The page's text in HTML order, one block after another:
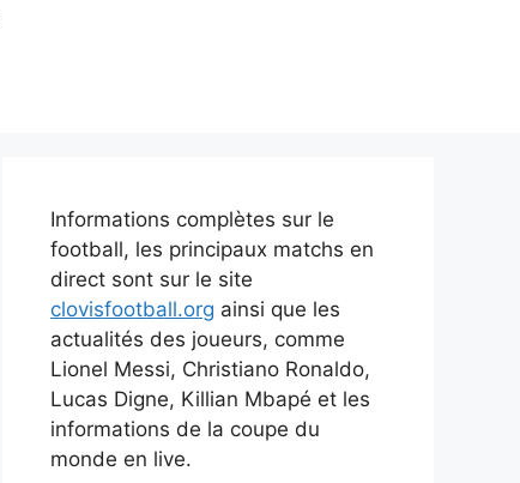
Informations complètes sur le
football, les principaux matchs en
direct sont sur le site
clovisfootball.org ainsi que les
actualités des joueurs, comme
Lionel Messi, Christiano Ronaldo,
Lucas Digne, Killian Mbapé et les
informations de la coupe du
monde en live.